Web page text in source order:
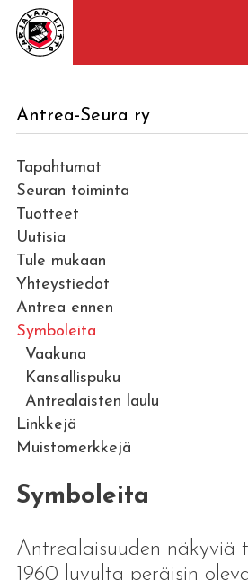
Antrea-Seura ry
Tapahtumat
Seuran toiminta
Tuotteet
Uutisia
Tule mukaan
Yhteystiedot
Antrea ennen
Symboleita
Vaakuna
Kansallispuku
Antrealaisten laulu
Linkkejä
Muistomerkkejä
Symboleita
Antrealaisuuden näkyviä
1960-luvulta peräisin